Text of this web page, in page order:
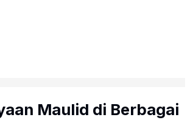
Maulid di Berbagai